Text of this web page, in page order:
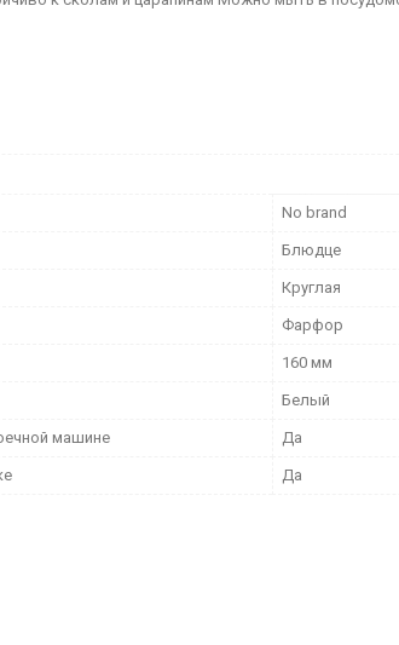
No brand
Блюдце
Круглая
Фарфор
160 мм
Белый
машине Да
Да